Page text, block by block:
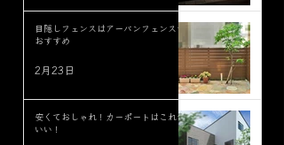
目隠しフェンスはアーバンフェンスが
おすすめ
2月23日
安くておしゃれ！カーポートはこれが
いい！